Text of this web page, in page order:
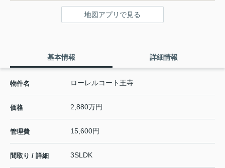
地図アプリで見る
基本情報 詳細情報
物件名 ローレルコート王寺
価格 2,880万円
管理費 15,600円
間取り / 詳細 3SLDK